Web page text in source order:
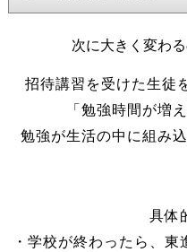
次に大きく変わる
招待講習を受けた生徒
「勉強時間が増
勉強が生活の中に組み
具体
・学校が終わったら、